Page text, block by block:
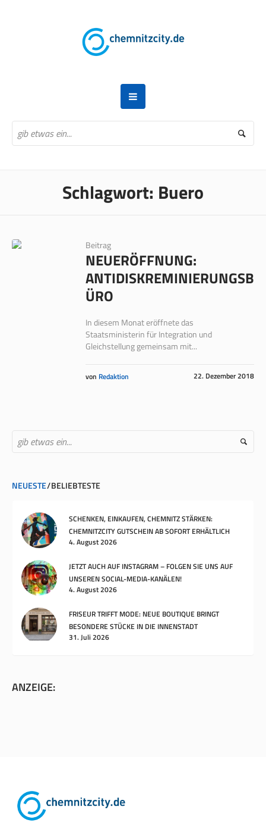
Schlagwort: Buero
Beitrag
NEUERÖFFNUNG:
ANTIDISKREMINIERUNGSB
ÜRO
In diesem Monat eröffnete das
Staatsministerin für Integration und
Gleichstellung gemeinsam mit...
22. Dezember 2018
von Redaktion
NEUESTE BELIEBTESTE
SCHENKEN, EINKAUFEN, CHEMNITZ STÄRKEN:
CHEMNITZCITY GUTSCHEIN AB SOFORT ERHÄLTLICH
4. August 2026
JETZT AUCH AUF INSTAGRAM – FOLGEN SIE UNS AUF
UNSEREN SOCIAL-MEDIA-KANÄLEN!
4. August 2026
FRISEUR TRIFFT MODE: NEUE BOUTIQUE BRINGT
BESONDERE STÜCKE IN DIE INNENSTADT
31. Juli 2026
ANZEIGE: